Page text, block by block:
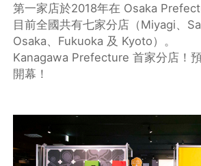
第一家店於2018年在 Osaka
目前全國共有七家分店（Miyagi、
Osaka、Fukuoka 及 Kyoto）。
Kanagawa Prefecture 首家分店！
開幕！